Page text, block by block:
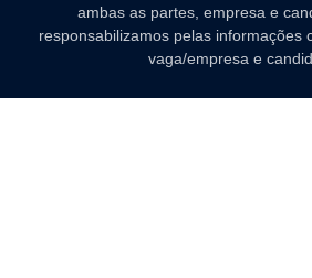
ambas as partes, empresa e
responsabilizamos pelas informações
vaga/empresa e